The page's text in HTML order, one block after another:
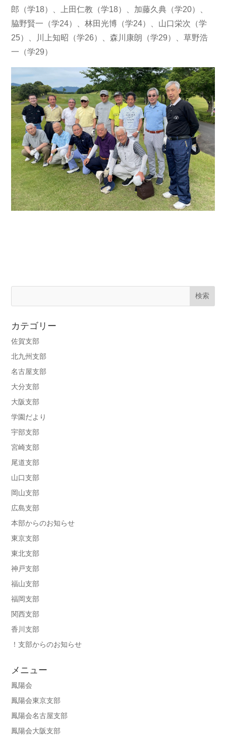
郎（学18）、上田仁教（学18）、加藤久典（学20）、
脇野賢一（学24）、林田光博（学24）、山口栄次（学
25）、川上知昭（学26）、森川康朗（学29）、草野浩
一（学29）
カテゴリー
佐賀支部
北九州支部
名古屋支部
大分支部
大阪支部
学園だより
宇部支部
宮崎支部
尾道支部
山口支部
岡山支部
広島支部
本部からのお知らせ
東京支部
東北支部
神戸支部
福山支部
福岡支部
関西支部
香川支部
！支部からのお知らせ
メニュー
鳳陽会
鳳陽会東京支部
鳳陽会名古屋支部
鳳陽会大阪支部